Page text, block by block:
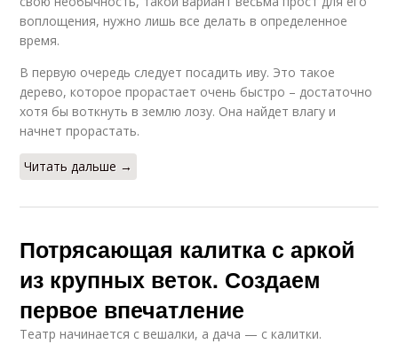
воплощения, нужно лишь все делать в определенное
время.
В первую очередь следует посадить иву. Это такое
дерево, которое прорастает очень быстро – достаточно
хотя бы воткнуть в землю лозу. Она найдет влагу и
начнет прорастать.
Читать дальше →
Потрясающая калитка с аркой
из крупных веток. Создаем
первое впечатление
Театр начинается с вешалки, а дача — с калитки.